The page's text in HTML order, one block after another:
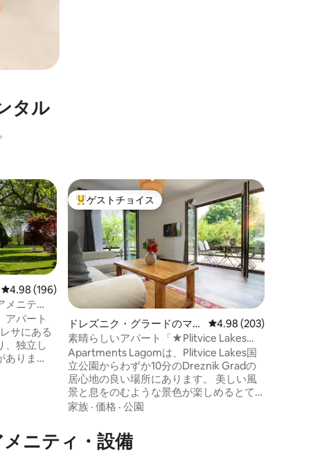
タル
レビュー196件、5つ星中4.98つ星の平均評価
4.98 (196)
メニテ
る貸切の
アパート
サにある
、独立し
ありま
、ご退出
大好評のゲストチョイスです。
ゲストチョイス
ドレズニク・グラードのマン
ション・アパート
レビュー203件、5つ星
4.98 (203)
素晴らしいアパート「★Plitvice Lakes★
Big Terrace」
Apartments Lagomは、Plitvice Lakes国
立公園からわずか10分のDreznik Gradの
居心地の良い場所にあります。 美しい風
景と息をのむような景色が楽しめるとて
も穏やかで魅力的な場所です。 近くに
洞窟の上にある急な崖の上にある古代の
フォート・ドレズニクの遺跡を探索する
家族 · 価格 · 公園
ニティ・設備